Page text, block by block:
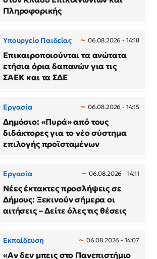
Πληροφορικής
Υπουργείο Παιδείας 06.08.2026 - 14:18
Επικαιροποιούνται τα ανώτατα
ετήσια όρια δαπανών για τις
ΣΑΕΚ και τα ΣΔΕ
Εργασία 06.08.2026 - 14:15
Δημόσιο: «Πυρά» από τους
διδάκτορες για το νέο σύστημα
επιλογής προϊσταμένων
Εργασία 06.08.2026 - 14:11
Νέες έκτακτες προσλήψεις σε
Δήμους: Ξεκινούν σήμερα οι
αιτήσεις – Δείτε όλες τις θέσεις
Εκπαίδευση 06.08.2026 - 14:07
«Αν δεν μπεις στο Πανεπιστήμιο